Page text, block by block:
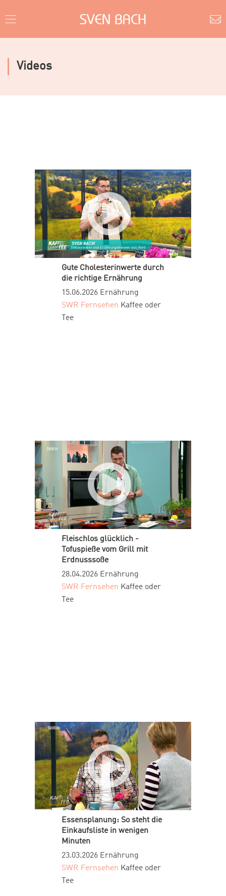
SVEN BACH
Videos
Gute Cholesterinwerte durch
die richtige Ernährung
15.06.2026 Ernährung
SWR Fernsehen Kaffee oder
Tee
Fleischlos glücklich -
Tofuspieße vom Grill mit
Erdnusssoße
28.04.2026 Ernährung
SWR Fernsehen Kaffee oder
Tee
Essensplanung: So steht die
Einkaufsliste in wenigen
Minuten
23.03.2026 Ernährung
SWR Fernsehen Kaffee oder
Tee